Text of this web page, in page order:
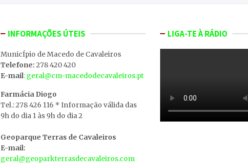
INFORMAÇÕES ÚTEIS
MunicÍpio de Macedo de Cavaleiros
Telefone: 278 420 420
E-mail: geral@cm-macedodecavaleiros.pt
Farmácia Diogo
Tel.: 278 426 116 * Informação válida das
9h do dia 1 às 9h do dia 2
Geoparque Terras de Cavaleiros
E-mail:
geral@geoparkterrasdecavaleiros.com
LIGA-TE À RÁDIO